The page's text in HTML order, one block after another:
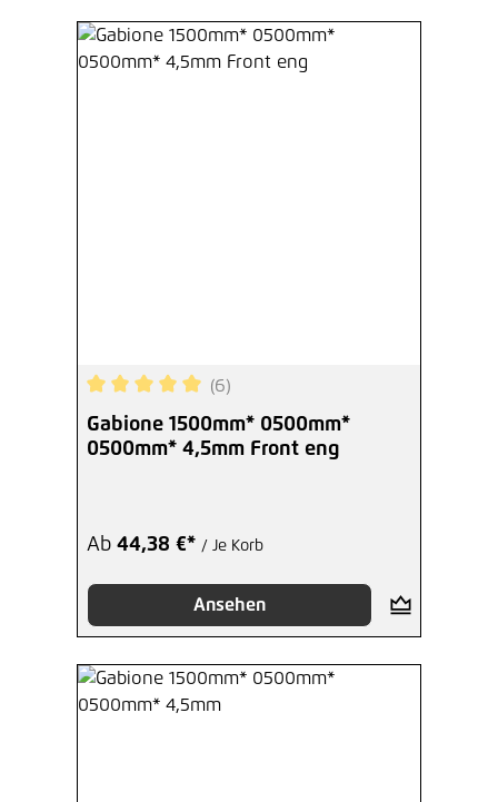
Hinzufügen
Hinzufügen
Durchschnittliche Bewertung von 5 von 5
(6)
Gabione 1500mm* 0500mm*
0500mm* 4,5mm Front eng
Ab 44,38 €* / Je Korb
Ansehen